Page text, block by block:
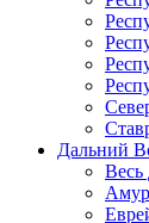
Дальний
Весь